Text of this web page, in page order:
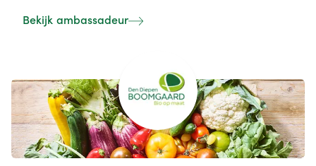
zette de stap naar BIO reeds in 2020. De granen (tarwe,
lopen vrij rond en kiezen zelf of ze binnen of buiten willen
ravotten.
Bekijk ambassadeur